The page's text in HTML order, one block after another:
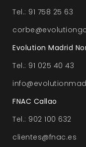
Tel.: 91 758 25 63
Evolution Madrid
Tel.: 91 025 40 43
FNAC Callao
Tel.: 902 100 632
clientes@fnac.es